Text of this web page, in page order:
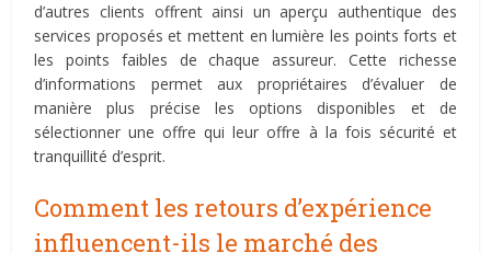
d’autres clients offrent ainsi un aperçu authentique des
services proposés et mettent en lumière les points forts et
les points faibles de chaque assureur. Cette richesse
d’informations permet aux propriétaires d’évaluer de
manière plus précise les options disponibles et de
sélectionner une offre qui leur offre à la fois sécurité et
tranquillité d’esprit.
Comment les retours d’expérience
influencent-ils le marché des